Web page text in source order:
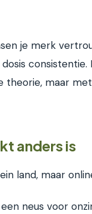
je merk
consistentie.
theorie, maar
anders is
land, maar
neus voor